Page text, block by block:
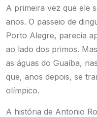
A primeira vez que ele
anos. O passeio de
Porto Alegre, parecia
ao lado dos primos.
as águas do Guaíba,
que, anos depois, se
olímpico.
A história de Antonio